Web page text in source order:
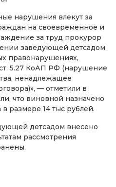
нарушения влекут за
на своевременное и
за труд прокурор
заведующей детсадом
правонарушениях,
5.27 КоАП РФ (нарушение
ненадлежащее
— отметили в
что виновной назначено
размере 14 тыс рублей.
детсадом внесено
рассмотрения